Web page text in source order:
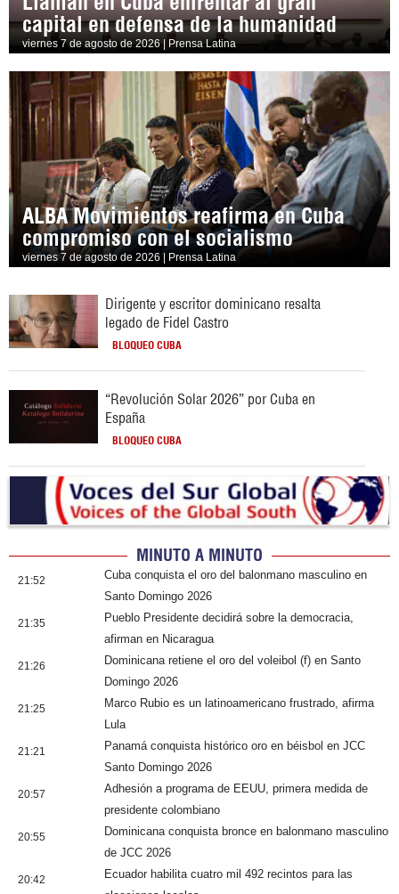
capital en defensa de la humanidad
viernes 7 de agosto de 2026 | Prensa Latina
ALBA Movimientos reafirma en Cuba
compromiso con el socialismo
viernes 7 de agosto de 2026 | Prensa Latina
Dirigente y escritor dominicano resalta
legado de Fidel Castro
BLOQUEO CUBA
“Revolución Solar 2026” por Cuba en
España
BLOQUEO CUBA
MINUTO A MINUTO
21:52
Cuba conquista el oro del balonmano masculino en
Santo Domingo 2026
21:35
Pueblo Presidente decidirá sobre la democracia,
afirman en Nicaragua
21:26
Dominicana retiene el oro del voleibol (f) en Santo
Domingo 2026
21:25
Marco Rubio es un latinoamericano frustrado, afirma
Lula
21:21
Panamá conquista histórico oro en béisbol en JCC
Santo Domingo 2026
20:57
Adhesión a programa de EEUU, primera medida de
presidente colombiano
20:55
Dominicana conquista bronce en balonmano masculino
de JCC 2026
20:42
Ecuador habilita cuatro mil 492 recintos para las